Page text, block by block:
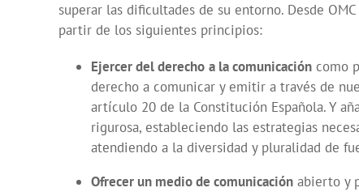
superar las dificultades de su entorno. Desde
partir de los siguientes principios:
Ejercer del derecho a la comunicacióncomo
derecho a comunicar y emitir a través de
artículo 20 de la Constitución Española. Y
rigurosa, estableciendo las estrategias
atendiendo a la diversidad y pluralidad de
Ofrecer un medio de comunicaciónabierto y